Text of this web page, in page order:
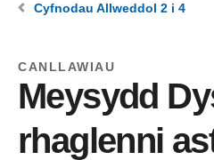
Cyfnodau Allweddol 2 i 4
CANLLAWIAU
Meysydd
rhaglenni